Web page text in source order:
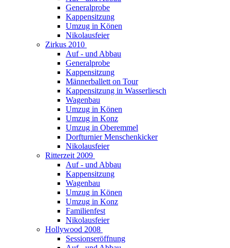
Generalprobe
Kappensitzung
Umzug in Könen
Nikolausfeier
Zirkus 2010
Auf - und Abbau
Generalprobe
Kappensitzung
Männerballett on Tour
Kappensitzung in Wasserliesch
Wagenbau
Umzug in Könen
Umzug in Konz
Umzug in Oberemmel
Dorfturnier Menschenkicker
Nikolausfeier
Ritterzeit 2009
Auf - und Abbau
Kappensitzung
Wagenbau
Umzug in Könen
Umzug in Konz
Familienfest
Nikolausfeier
Hollywood 2008
Sessionseröffnung